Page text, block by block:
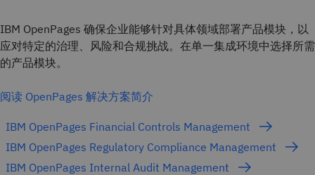
IBM OpenPages 确保企业能够针对具体领域部署产品模块，以
应对特定的治理、风险和合规挑战。在单一集成环境中选择所需
的产品模块。
阅读 OpenPages 解决方案简介
IBM OpenPages Financial Controls Management
IBM OpenPages Regulatory Compliance Management
IBM OpenPages Internal Audit Management